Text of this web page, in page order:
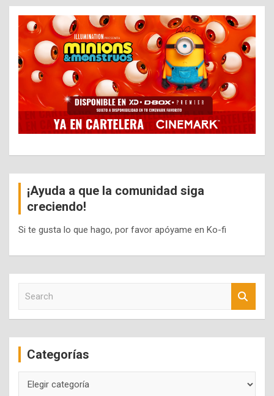
¡Ayuda a que la comunidad siga
creciendo!
Si te gusta lo que hago, por favor apóyame en Ko-fi
c
Categorías